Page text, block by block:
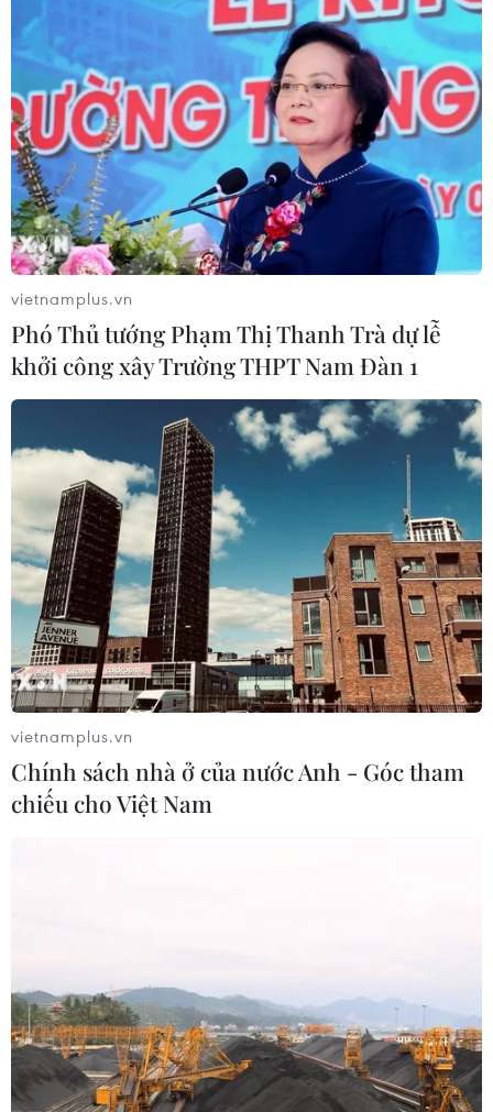
TIN CÙNG CHUYÊN MỤC
Thổ Nhĩ Kỳ tăng cường truy quét IS,
bắt giữ hơn 100 nghi phạm
07/08/2026 14:55
Tây Ban Nha triệt phá đường dây
buôn người xuyên Địa Trung Hải
Hy Lạp tạm giam một thị trưởng tình
nghi gây thảm họa cháy rừng
07/08/2026 12:02
Sri Lanka tăng cường ngăn chặn
trang web cá cược trực tuyến
07/08/2026 11:39
Indonesia nỗ lực khống chế cháy
rừng tại Vườn Quốc gia Núi Bromo
07/08/2026 10:56
Thụy Sĩ khó đạt mục tiêu giảm phát
thải khí nhà kính vào năm 2030
07/08/2026 09:42
vietnamplus.vn
Phó Thủ tướng Phạm Thị Thanh Trà dự lễ
khởi công xây Trường THPT Nam Đàn 1
vietnamplus.vn
Chính sách nhà ở của nước Anh - Góc tham
chiếu cho Việt Nam